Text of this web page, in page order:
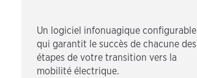
Un logiciel infonuagique configurable
qui garantit le succès de chacune des
étapes de votre transition vers la
mobilité électrique.